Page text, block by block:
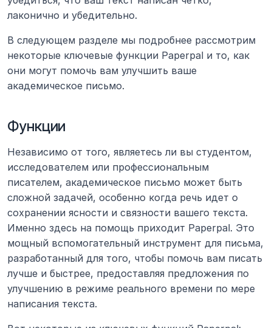
лаконично и убедительно.
В следующем разделе мы подробнее рассмотрим
некоторые ключевые функции Paperpal и то, как
они могут помочь вам улучшить ваше
академическое письмо.
Функции
Независимо от того, являетесь ли вы студентом,
исследователем или профессиональным
писателем, академическое письмо может быть
сложной задачей, особенно когда речь идет о
сохранении ясности и связности вашего текста.
Именно здесь на помощь приходит Paperpal. Это
мощный вспомогательный инструмент для письма,
разработанный для того, чтобы помочь вам писать
лучше и быстрее, предоставляя предложения по
улучшению в режиме реального времени по мере
написания текста.